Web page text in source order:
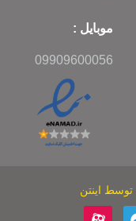
موبایل :
09909600056
توسط اینتن